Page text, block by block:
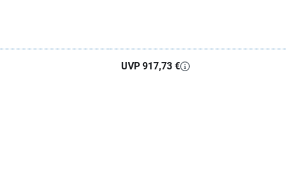
UVP 917,73 €